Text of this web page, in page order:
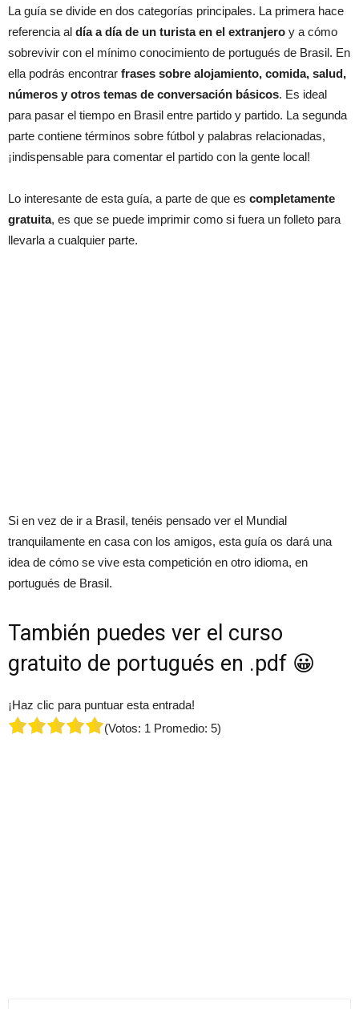
La guía se divide en dos categorías principales. La primera hace
referencia al día a día de un turista en el extranjero y a cómo
sobrevivir con el mínimo conocimiento de portugués de Brasil. En
ella podrás encontrar frases sobre alojamiento, comida, salud,
números y otros temas de conversación básicos. Es ideal
para pasar el tiempo en Brasil entre partido y partido. La segunda
parte contiene términos sobre fútbol y palabras relacionadas,
¡indispensable para comentar el partido con la gente local!
Lo interesante de esta guía, a parte de que es completamente
gratuita, es que se puede imprimir como si fuera un folleto para
llevarla a cualquier parte.
Si en vez de ir a Brasil, tenéis pensado ver el Mundial
tranquilamente en casa con los amigos, esta guía os dará una
idea de cómo se vive esta competición en otro idioma, en
portugués de Brasil.
También puedes ver el curso
gratuito de portugués en .pdf 😀
¡Haz clic para puntuar esta entrada!
(Votos: 1 Promedio: 5)